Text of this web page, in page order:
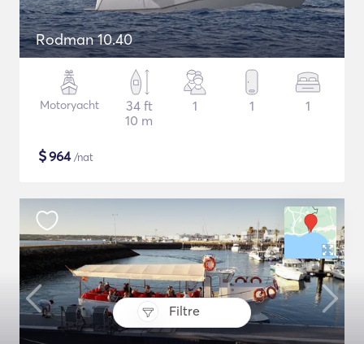
Filtre
Rodman 10.40
Motoryacht
34 ft
10 m
1 1 1
$964/nat